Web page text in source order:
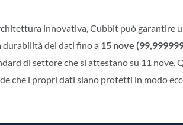
innovativa, Cubbit può garantire
durabilità dei dati fino a 15 nove
di settore che si attestano su 11 nove.
che i propri dati siano protetti in modo